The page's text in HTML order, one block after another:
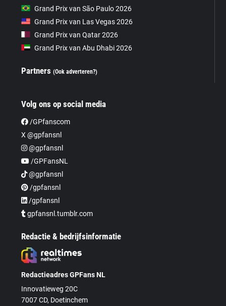
Grand Prix van São Paulo 2026
Grand Prix van Las Vegas 2026
Grand Prix van Qatar 2026
Grand Prix van Abu Dhabi 2026
Partners(Ook adverteren?)
Volg ons op social media
/GPfanscom
X @gpfansnl
@gpfansnl
/GPFansNL
@gpfansnl
/gpfansnl
/gpfansnl
gpfansnl.tumblr.com
Redactie & bedrijfsinformatie
Redactieadres GPFans NL
Innovatieweg 20C
7007 CD, Doetinchem